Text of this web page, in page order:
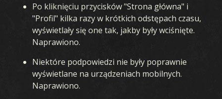
Po kliknięciu przycisków "Strona główna" i
"Profil" kilka razy w krótkich odstępach czasu,
wyświetlały się one tak, jakby były wciśnięte.
Naprawiono.
Niektóre podpowiedzi nie były poprawnie
wyświetlane na urządzeniach mobilnych.
Naprawiono.